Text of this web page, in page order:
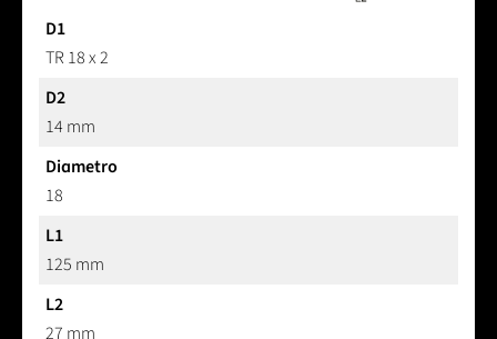
D1
TR 18 x 2
D2
14 mm
Diametro
18
L1
125 mm
L2
27 mm